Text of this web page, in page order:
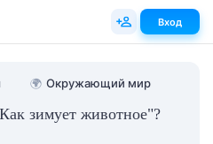
🌍 Окружающий мир
зимует животное"?
Вход